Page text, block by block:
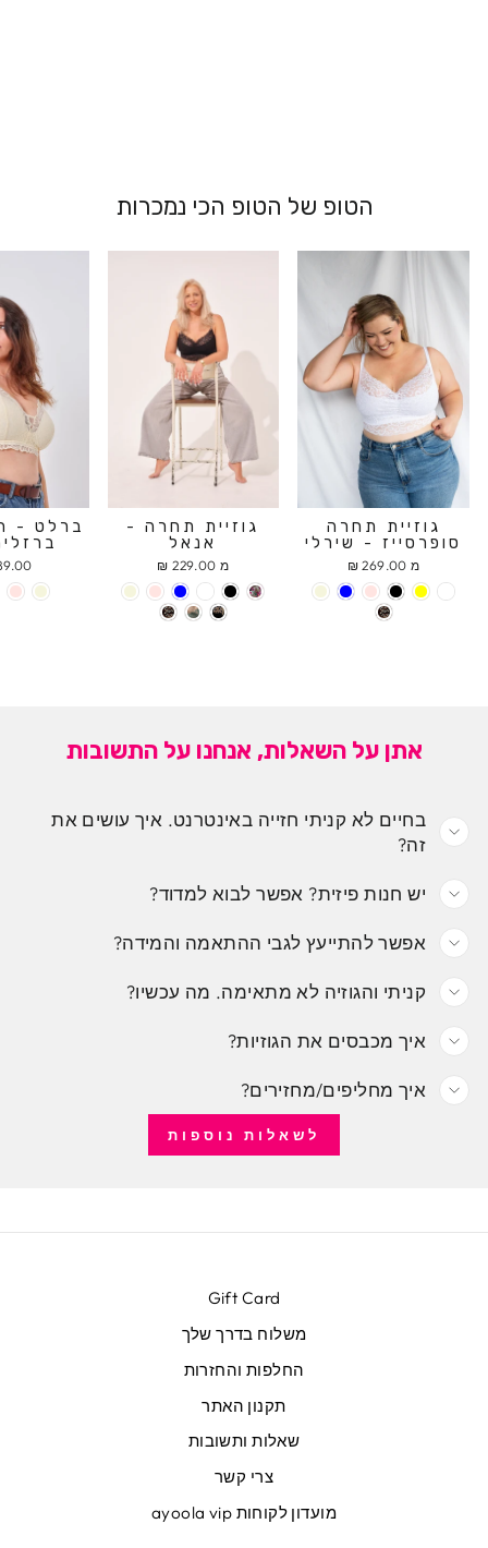
הטופ של הטופ הכי נמכרות
גוזיית תחרה
סופרסייז - שירלי
מ 269.00 ₪
גוזיית תחרה -
אנאל
מ 229.00 ₪
ברלט -
₪
אתן על השאלות, אנחנו על התשובות
בחיים לא קניתי חזייה באינטרנט. איך עושים את
זה?
יש חנות פיזית? אפשר לבוא למדוד?
אפשר להתייעץ לגבי ההתאמה והמידה?
קניתי והגוזיה לא מתאימה. מה עכשיו?
איך מכבסים את הגוזיות?
איך מחליפים/מחזירים?
לשאלות נוספות
Gift Card
משלוח בדרך שלך
החלפות והחזרות
תקנון האתר
שאלות ותשובות
צרי קשר
מועדון לקוחות ayoola vip